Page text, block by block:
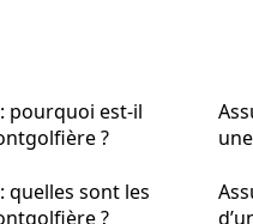
pourquoi est-il
?
quelles sont les
?